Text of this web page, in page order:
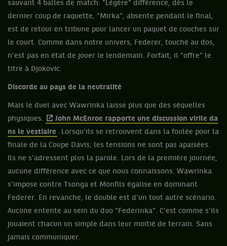
sauvant 4 balles de match. "Légère" différence, dès le
dernier coup de raquette, "Mirka", absente pendant le final,
est de retour en tribune pour lancer un paquet de couches sur
le court. Comme dans notre univers, Federer, touché au dos,
n'est pas en état de jouer le lendemain. Forfait, il "offre" le
titre à Djokovic.
Discorde au pays de la neutralité
Mais le duel avec Wawrinka laisse plus que des séquelles
physiques.
John McEnroe rapporte une discussion virile da
ns le vestiaire . Lorsqu'ils se retrouvent dans la foulée pour la
finale de la Coupe Davis, les tensions ne sont pas apaisées.
Ils ne s'adressent plus la parole. Lors de la première journée,
aucune différence avec ce que nous connaissons. Wawrinka
s'impose contre Tsonga et Monfils égalise en dominant
Federer. En revanche, le double est d'un tout autre scénario.
Aucune entente au sein du duo "Federinka". C'est comme s'ils
jouaient chacun un simple dans leur moitié de terrain. Sans
jamais communiquer.